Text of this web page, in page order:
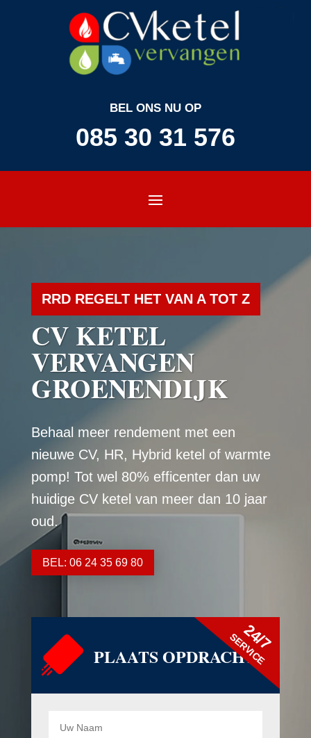
BEL ONS NU OP
085 30 31 576
RRD REGELT HET VAN A TOT Z
CV KETEL
VERVANGEN
GROENENDIJK
Behaal meer rendement met een
nieuwe CV, HR, Hybrid ketel of warmte
pomp! Tot wel 80% efficenter dan uw
huidige CV ketel van meer dan 10 jaar
oud.
BEL: 06 24 35 69 80
PLAATS OPDRACHT
24/7
SERVICE